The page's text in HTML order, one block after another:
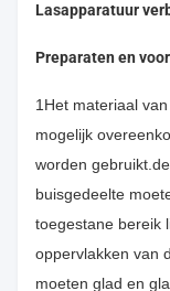
Lasapparatuur
Preparaten en
1Het materiaal
mogelijk
worden
buisgedeelte
toegestane bereik
oppervlakken van
moeten glad en